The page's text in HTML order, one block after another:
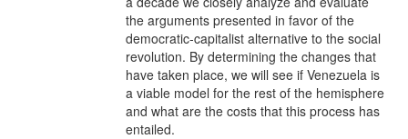
the arguments presented in favor of the
democratic-capitalist alternative to the social
revolution. By determining the changes that
have taken place, we will see if Venezuela is
a viable model for the rest of the hemisphere
and what are the costs that this process has
entailed.